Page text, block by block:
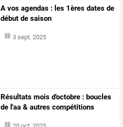
A vos agendas : les 1ères dates de
début de saison
3 sept. 2025
Résultats mois d'octobre : boucles
de l'aa & autres compétitions